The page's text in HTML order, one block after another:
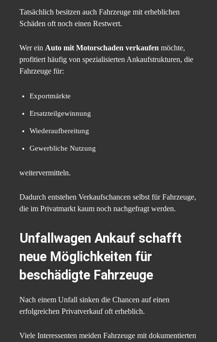
Tatsächlich besitzen auch Fahrzeuge mit erheblichen
Schäden oft noch einen Restwert.
Wer ein Auto mit Motorschaden verkaufen möchte,
profitiert häufig von spezialisierten Ankaufstrukturen, die
Fahrzeuge für:
Exportmärkte
Ersatzteilgewinnung
Wiederaufbereitung
Gewerbliche Nutzung
weitervermitteln.
Dadurch entstehen Verkaufschancen selbst für Fahrzeuge,
die im Privatmarkt kaum noch nachgefragt werden.
Unfallwagen Ankauf schafft
neue Möglichkeiten für
beschädigte Fahrzeuge
Nach einem Unfall sinken die Chancen auf einen
erfolgreichen Privatverkauf oft erheblich.
Viele Interessenten meiden Fahrzeuge mit dokumentierten